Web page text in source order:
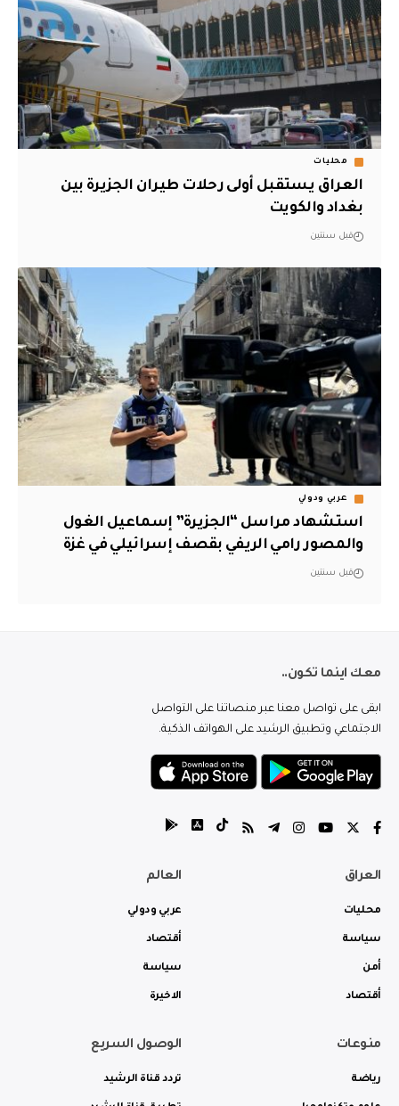
محليات
العراق يستقبل أولى رحلات طيران الجزيرة بين
بغداد والكويت
قبل سنتين
عربي ودولي
استشهاد مراسل “الجزيرة” إسماعيل الغول
والمصور رامي الريفي بقصف إسرائيلي في غزة
قبل سنتين
معك اينما تكون..
ابقى على تواصل معنا عبر منصاتنا على التواصل
الاجتماعي وتطبيق الرشيد على الهواتف الذكية.
العراق
محليات
سياسة
أمن
أقتصاد
العالم
عربي ودولي
أقتصاد
سياسة
الاخيرة
منوعات
رياضة
الوصول السريع
تردد قناة الرشيد